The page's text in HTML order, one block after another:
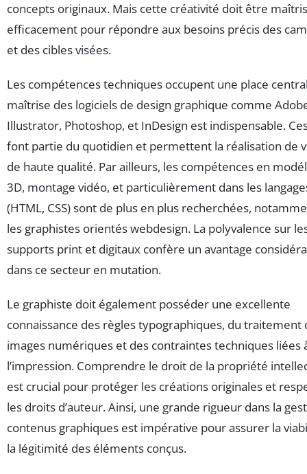
concepts originaux. Mais cette créativité doit être
efficacement pour répondre aux besoins précis des
et des cibles visées.
Les compétences techniques occupent une place
maîtrise des logiciels de design graphique comme
Illustrator, Photoshop, et InDesign est indispensable.
font partie du quotidien et permettent la réalisation de
de haute qualité. Par ailleurs, les compétences en
3D, montage vidéo, et particulièrement dans les
(HTML, CSS) sont de plus en plus recherchées,
les graphistes orientés webdesign. La polyvalence sur
supports print et digitaux confère un avantage
dans ce secteur en mutation.
Le graphiste doit également posséder une excellente
connaissance des règles typographiques, du traitement
images numériques et des contraintes techniques liées
l’impression. Comprendre le droit de la propriété
est crucial pour protéger les créations originales et
les droits d’auteur. Ainsi, une grande rigueur dans la
contenus graphiques est impérative pour assurer la
la légitimité des éléments conçus.